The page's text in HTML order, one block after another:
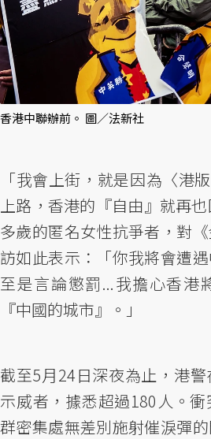
香港中聯辦前。 圖／法新社
「我會上街，就是因為〈港
上路，香港的『自由』就再
多歲的匿名女性抗爭者，對
訪如此表示：「你我將會遭
至是言論懲罰...我擔心香港
『中國的城市』。」
截至5月24日深夜為止，港
示威者，據悉超過180人。
群密集處無差別施射催淚彈